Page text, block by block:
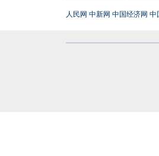
人民网 中新网 中国经济网 中